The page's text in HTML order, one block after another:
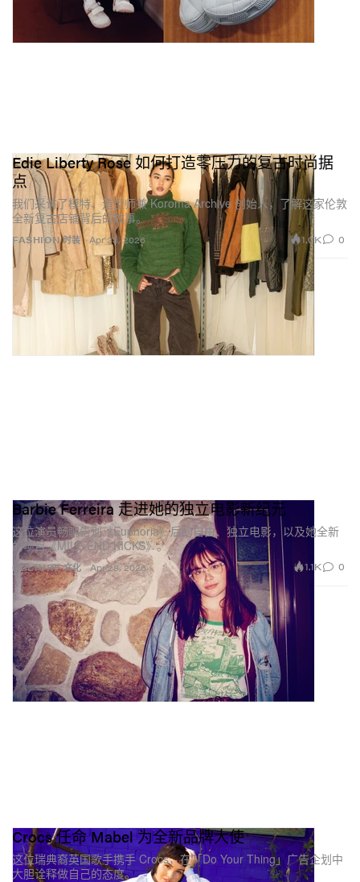
FASHION 时装
Edie Liberty Rose 如何打造零压力的复古时尚据
点
我们采访了模特、造型师兼 Koroma Archive 创始人，了解这家伦敦
全新复古店铺背后的故事。
Apr 28, 2026 1.0K 0
CULTURE 文化
Barbie Ferreira 走进她的独立电影新纪元
这位演员畅聊告别《Euphoria》后的自由、独立电影，以及她全新
的项目《MILE END KICKS》。
Apr 28, 2026 1.1K 0
Crocs 任命 Mabel 为全新品牌大使
这位瑞典裔英国歌手携手 Crocs，在「Do Your Thing」广告企划中
大胆诠释做自己的态度。